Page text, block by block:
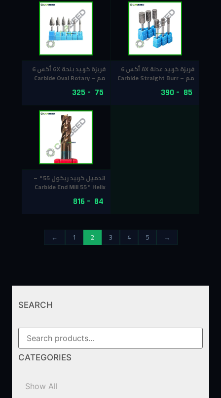
فريزة كربيد بلحة GX أكس 6
مم – Carbide Oval Rotary
File GX
75
–
325
فريزة كربيد عدلة AX أكس 6
مم – Carbide Straight Burr
AX
85
–
390
اندميل كربيد ريكول 55° –
Carbide End Mill 55° Helix
84
–
816
← 1 2 3 4 5 →
SEARCH
CATEGORIES
Show All